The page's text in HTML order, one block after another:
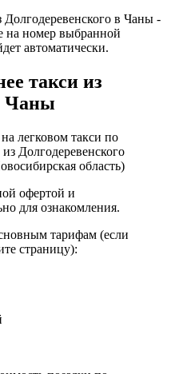
Долгодеревенского в Чаны -
на номер выбранной
автоматически.
такси из
Чаны
легковом такси по
Долгодеревенского
область)
офертой и
для ознакомления.
тарифам (если
страницу):